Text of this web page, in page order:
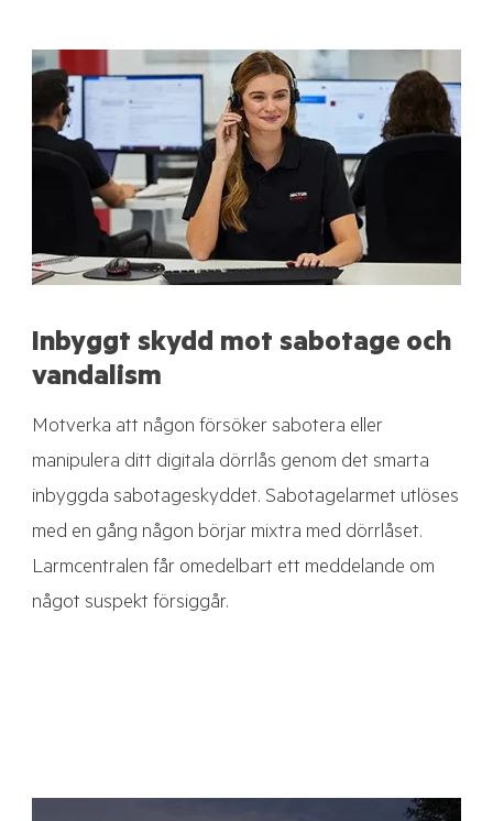
Inbyggt skydd mot sabotage och
vandalism
Motverka att någon försöker sabotera eller
manipulera ditt digitala dörrlås genom det smarta
inbyggda sabotageskyddet. Sabotagelarmet utlöses
med en gång någon börjar mixtra med dörrlåset.
Larmcentralen får omedelbart ett meddelande om
något suspekt försiggår.